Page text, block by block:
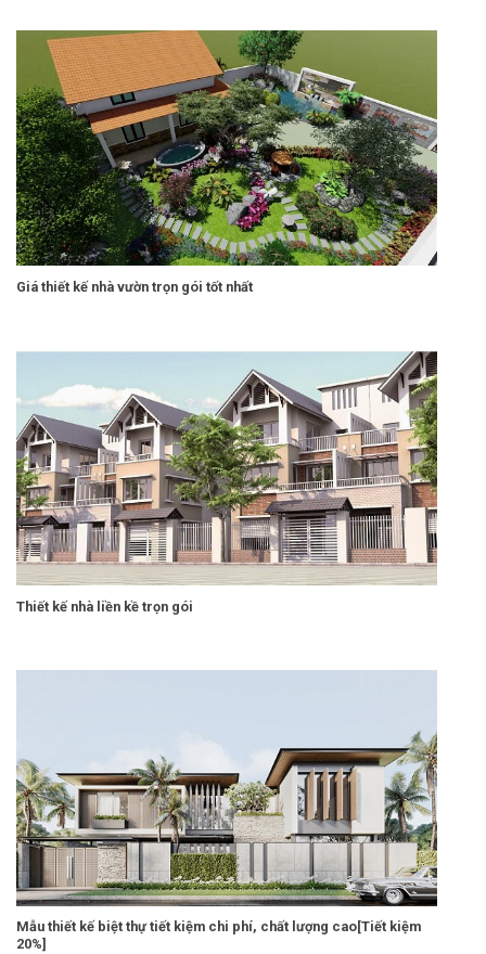
Giá thiết kế nhà vườn trọn gói tốt nhất
Thiết kế nhà liền kề trọn gói
Mẫu thiết kế biệt thự tiết kiệm chi phí, chất lượng cao[Tiết kiệm
20%]